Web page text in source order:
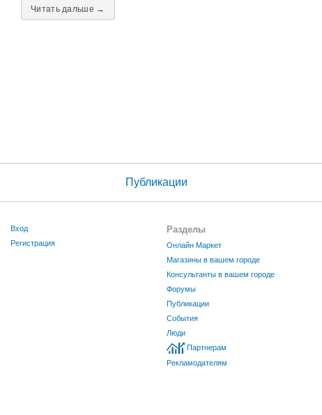
Читать дальше →
Публикации
Вход
Регистрация
Разделы
Онлайн Маркет
Магазины в вашем городе
Консультанты в вашем городе
Форумы
Публикации
События
Люди
Партнерам
Рекламодателям